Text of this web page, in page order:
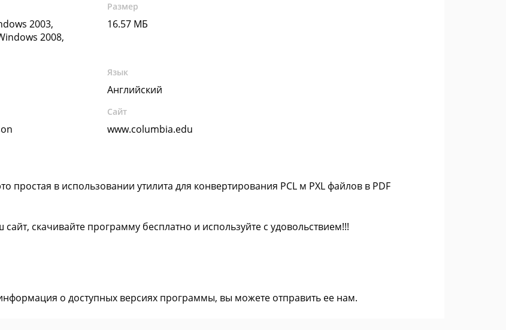
2003,
2008,
Размер
16.57 МБ
Язык
Английский
Сайт
www.columbia.edu
простая в использовании утилита для конвертирования PCL м PXL файлов в PDF
сайт, скачивайте программу бесплатно и используйте с удовольствием!!!
информация о доступных версиях программы, вы можете отправить ее нам.